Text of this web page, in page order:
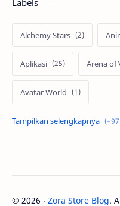
Labels
Alchemy Stars
Aplikasi Arena of
Avatar World
Axis Berita
Cabal call of duty
© 2026 ‧ Zora Store Blog.